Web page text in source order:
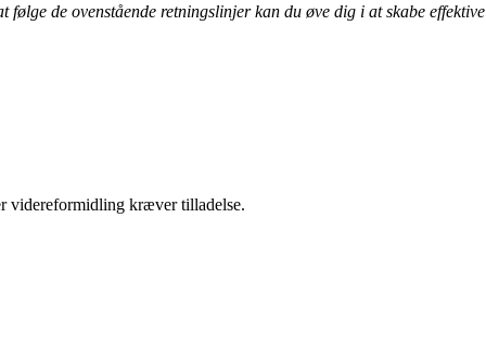
de ovenstående retningslinjer kan du øve dig i at skabe effektive
videreformidling kræver tilladelse.